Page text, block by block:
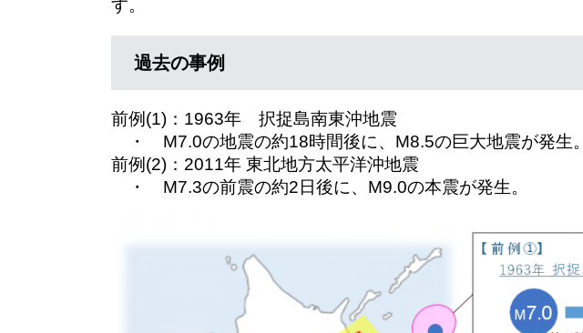
す。
過去の事例
前例(1)：1963年 択捉島南東沖地震
・ M7.0の地震の約18時間後に、M8.5の巨大地震が発生。
前例(2)：2011年 東北地方太平洋沖地震
・ M7.3の前震の約2日後に、M9.0の本震が発生。